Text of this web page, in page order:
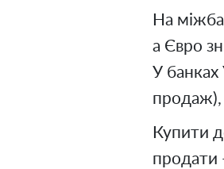
На
а Євро
У банках
продаж),
Купити
продати